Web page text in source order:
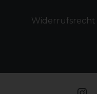
Widerrufs­recht